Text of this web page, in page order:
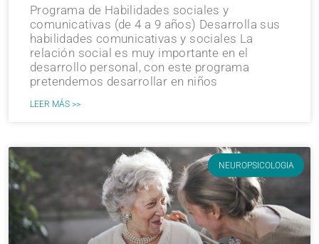
Programa de Habilidades sociales y
comunicativas (de 4 a 9 años) Desarrolla sus
habilidades comunicativas y sociales La
relación social es muy importante en el
desarrollo personal, con este programa
pretendemos desarrollar en niños
LEER MÁS >>
NEUROPSICOLOGIA